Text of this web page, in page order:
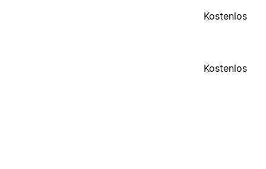
Kostenlos
Kostenlos